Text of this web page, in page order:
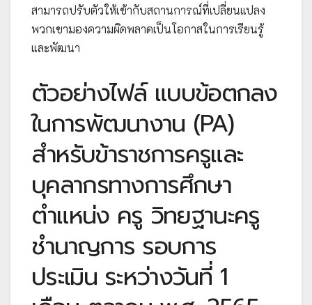
สามารถปรับตัวให้เข้ากับสถานการณ์ที่เปลี่ยนแปลง
พวกเขามองความผิดพลาดเป็นโอกาสในการเรียนรู้
และพัฒนา
ตัวอย่างไฟล์ แบบข้อตกลง
ในการพัฒนางาน (PA)
สำหรับข้าราชการครูและ
บุคลากรทางการศึกษา
ตำแหน่ง ครู วิทยฐานะครู
ชำนาญการ รอบการ
ประเมิน ระหว่างวันที่ 1